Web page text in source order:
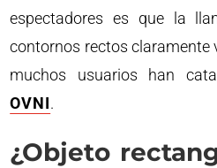
espectadores es que la
contornos rectos claramente
muchos usuarios han
OVNI.
¿Objeto